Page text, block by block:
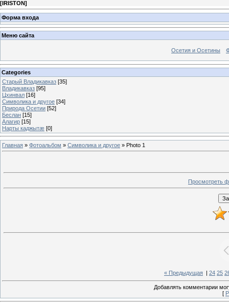
[IRISTON]
Форма входа
Меню сайта
Осетия и Осетины
Categories
Старый Владикавказ [35]
Владикавказ [95]
Цхинвал [16]
Символика и другое [34]
Природа Осетии [52]
Беслан [15]
Алагир [15]
Нарты каджытæ [0]
Главная » Фотоальбом » Символика и другое » Photo 1
Просмотреть
« Предыдущая 24 25
Добавлять комментарии
[